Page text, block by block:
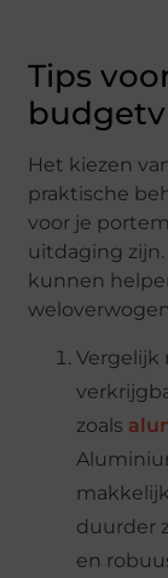
Tips
Het kiezen
praktische
voor je
uitdaging
kunnen
Vergelijk
zoals
duurder
en